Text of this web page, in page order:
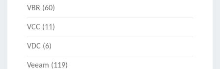
VBR (60)
VCC (11)
VDC (6)
Veeam (119)